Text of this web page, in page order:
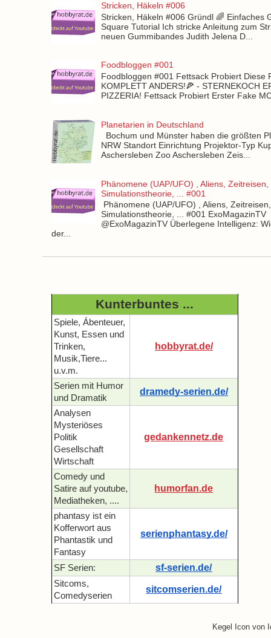
Stricken, Häkeln #006
Stricken, Häkeln #006 Gründl 🌈 Einfaches
Square Tutorial Ich stricke Anleitung zum
neuen Gummibandes Judith Jelena D...
Foodbloggen #001
Foodbloggen #001 Fettsack Probiert Diese
KOMPLETT ANDERS!🍕 - STERNEKOCH
PIZZERIA! Fettsack Probiert Erster Fake
Planetarien in Deutschland
Bochum und Münster haben die größten
NRW Standort Einrichtung Projektor-Typ
Aschersleben Zoo Aschersleben Zeis...
Phänomene (UAP/UFO) , Aliens, Zeitreisen,
Simulationstheorie, ... #001
Phänomene (UAP/UFO) , Aliens, Zeitreisen,
Simulationstheorie, ... #001 ExoMagazinTV
@ExoMagazinTV Überlegene Intelligenz:
der...
Kunterbuntes ...
Spiele, Ábenteuer,
Kunst, Essen und
Trinken,
Musik,Tiere...
u.v.m.
hobbyrat.de/
Serien mit Humor
und Dramatik
dramedy-serien.de/
Analysen
Mysteriöses
Politik
Gesellschaft
Wirtschaft
gedankennetz.de
Comedy und
Satire auf youtube,
Mediatheken, ....
humorfan.de
phantasy ist ein
Kofferwort aus
Phantastik und
Fantasy
serienphantasy.de/
SF Serien: sf-serien.de/
Sitcoms,
Comedyserien
sitcomserien.de/
Kegel Icon von